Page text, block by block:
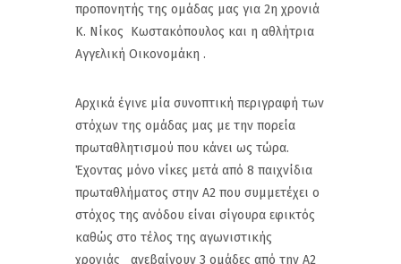
προπονητής της ομάδας μας για 2η χρονιά
Κ. Νίκος Κωστακόπουλος και η αθλήτρια
Αγγελική Οικονομάκη .
Αρχικά έγινε μία συνοπτική περιγραφή των
στόχων της ομάδας μας με την πορεία
πρωταθλητισμού που κάνει ως τώρα.
Έχοντας μόνο νίκες μετά από 8 παιχνίδια
πρωταθλήματος στην Α2 που συμμετέχει ο
στόχος της ανόδου είναι σίγουρα εφικτός
καθώς στο τέλος της αγωνιστικής
χρονιάς ανεβαίνουν 3 ομάδες από την Α2